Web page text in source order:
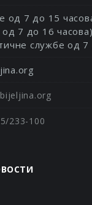
од 7 до 15
7 до 16 часова)
службе од 7
233-100